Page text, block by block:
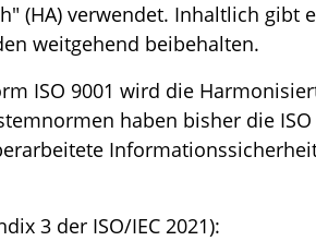
(HA) verwendet. Inhaltlich gibt
weitgehend beibehalten.
ISO 9001 wird die
haben bisher die
3 der ISO/IEC 2021):